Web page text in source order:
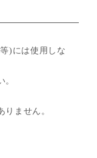
)には使用しな
ません。